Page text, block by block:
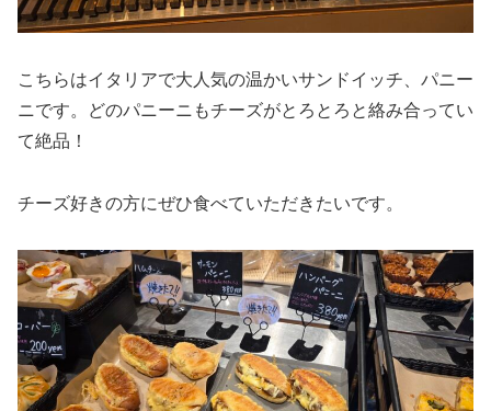
こちらはイタリアで大人気の温かいサンドイッチ、パニー
ニです。どのパニーニもチーズがとろとろと絡み合ってい
て絶品！
チーズ好きの方にぜひ食べていただきたいです。